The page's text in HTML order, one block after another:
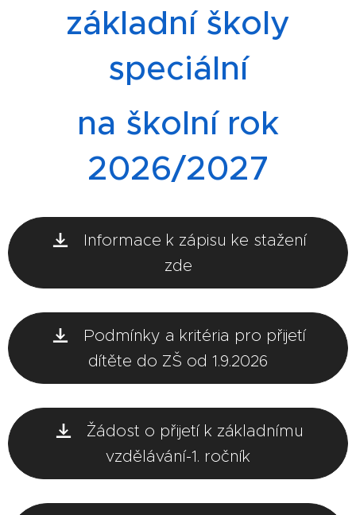
základní školy
speciální
na školní rok
2026/2027
Informace k zápisu ke stažení
zde
Podmínky a kritéria pro přijetí
dítěte do ZŠ od 1.9.2026
Žádost o přijetí k základnímu
vzdělávání-1. ročník